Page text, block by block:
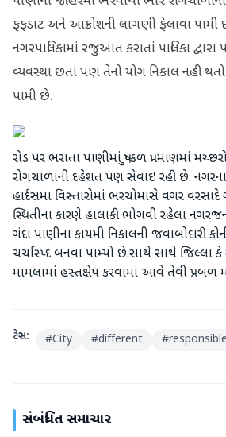
ફફડાટ અને આક્રોશની લાગણી ફેલાવા
નગરપાલિકામાં રજુઆત કરાતાં પાલિકા દ્વારા
વ્યવસ્થા છતાં પણ તેનો યોગ નિકાલ નહી થતો
પામી છે.
રોડ પર ભરાતા પાણીમાં પુષ્કળ પ્રમાણમાં
રોગચાળાની દહેશત પણ સેવાઇ રહી છે.
હાર્દસમા વિસ્તારોમાં ભરચોમાસે વગર વરસાદે
સ્થિતીના કારણે હાલાકી ભોગવી રહેલા
ગંદા પાણીના કાયમી નિકાલની જવાબોદારી
ચર્ચાસ્પ્દ બનવા પામ્યો છે.સાથે સાથે જિલ્લા કે
મામલામાં હસ્તક્ષેપ કરવામાં આવે તેવી પ્રબળ
ટેગ્સ: #City #different #responsible
સંબંધિત સમાચાર